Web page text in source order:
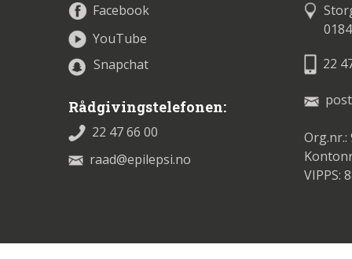
Facebook
YouTube
Snapchat
Rådgivingstelefonen:
22 47 66 00
raad@epilepsi.no
22
Org.nr.:
VIPPS: